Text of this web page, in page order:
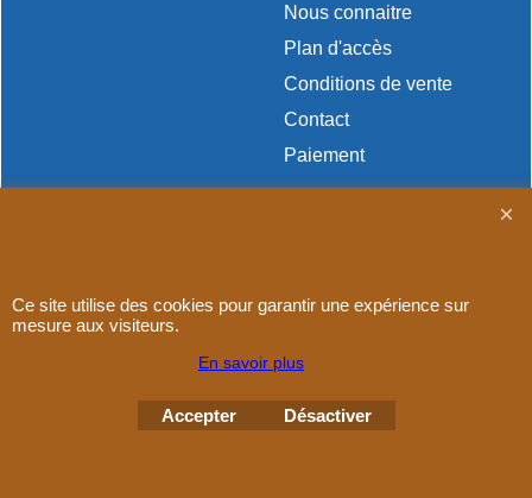
Nous connaitre
Plan d'accès
Conditions de vente
Contact
Paiement
Boutique en ligne créés
avec le logiciel
Ce site utilise des cookies pour garantir une expérience sur
mesure aux visiteurs.
En savoir plus
Accepter Désactiver